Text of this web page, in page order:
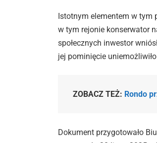
Istotnym elementem w tym
w tym rejonie konserwator
społecznych inwestor
jej pominięcie
ZOBACZ TEŻ: Rondo
Dokument przygotowało